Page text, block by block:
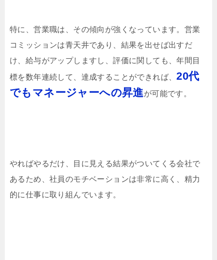
特に、営業職は、その傾向が強くなっています。営業
コミッションは青天井であり、結果を出せば出すだ
け、給与がアップしますし、評価に関しても、年間目
標を数年連続して、達成することができれば、20代
でもマネージャーへの昇進が可能です。
やればやるだけ、目に見える結果がついてくる会社で
あるため、社員のモチベーションは非常に高く、精力
的に仕事に取り組んでいます。